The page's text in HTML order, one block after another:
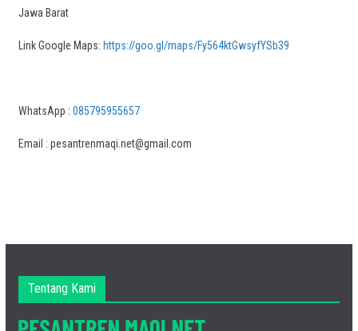
Jawa Barat
Link Google Maps: https://goo.gl/maps/Fy564ktGwsyfYSb39
WhatsApp : 085795955657
Email : pesantrenmaqi.net@gmail.com
Tentang Kami